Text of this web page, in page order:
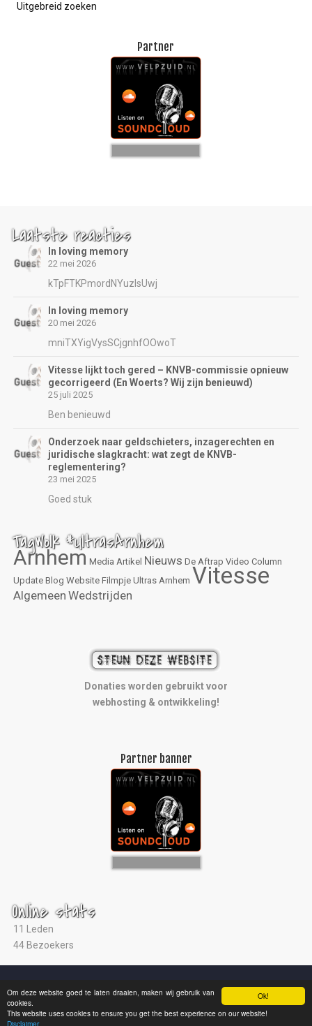
Ok!
Om deze website goed te laten draaien, maken wij gebruik van
cookies.
This website uses cookies to ensure you get the best experience on our website!
Disclaimer
Uitgebreid zoeken
Partner
Laatste reacties
In loving memory
22 mei 2026
kTpFTKPmordNYuzIsUwj
In loving memory
20 mei 2026
mniTXYigVysSCjgnhfOOwoT
Vitesse lijkt toch gered – KNVB-commissie opnieuw
gecorrigeerd (En Woerts? Wij zijn benieuwd)
25 juli 2025
Ben benieuwd
Onderzoek naar geldschieters, inzagerechten en
juridische slagkracht: wat zegt de KNVB-
reglementering?
23 mei 2025
Goed stuk
TagWolk #UltrasArnhem
Arnhem Media Artikel Nieuws De Aftrap Video Column
Update Blog Website Filmpje Ultras Arnhem Vitesse
Algemeen Wedstrijden
Donaties worden gebruikt voor
webhosting & ontwikkeling!
Partner banner
Online stats
11 Leden
44 Bezoekers
© 2004 - 2026 |Ultras Arnhem|Studio ViaNova|Disclaimer